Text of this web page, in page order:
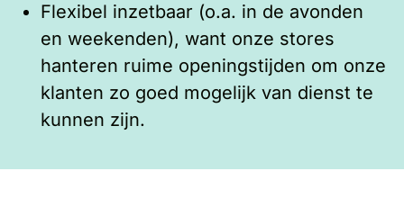
Flexibel inzetbaar (o.a. in de avonden
en weekenden), want onze stores
hanteren ruime openingstijden om onze
klanten zo goed mogelijk van dienst te
kunnen zijn.